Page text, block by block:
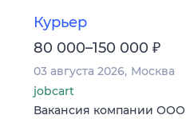
Курьер
80 000–150 000 ₽
03 августа 2026 Москва
jobcart
Вакансия компании